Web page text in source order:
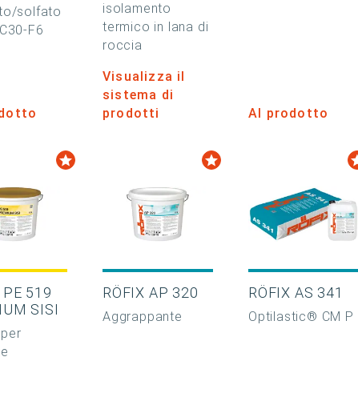
solfato
F6
isolamento
termico in lana di
roccia
Visualizza il
sistema di
prodotti
Al prodotto
PE 519
SISI
RÖFIX AP 320
Aggrappante
RÖFIX AS 341
Optilastic® CM P